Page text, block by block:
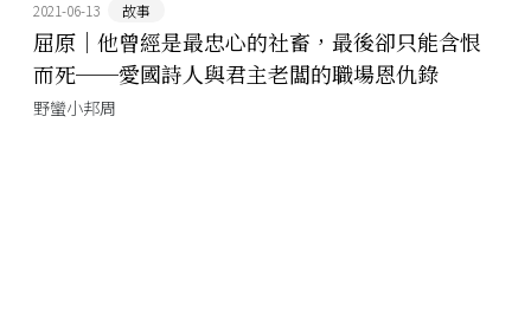
2021-06-13 故事
屈原｜他曾經是最忠心的社畜，最後卻只能含恨
而死──愛國詩人與君主老闆的職場恩仇錄
野蠻小邦周